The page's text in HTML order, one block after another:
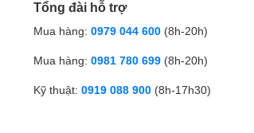
Tổng đài hỗ trợ
Mua hàng: 0979 044 600 (8h-20h)
Mua hàng: 0981 780 699 (8h-20h)
Kỹ thuật: 0919 088 900 (8h-17h30)